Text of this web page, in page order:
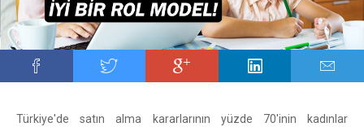
Türkiye'de satın alma kararlarının yüzde 70'inin kadınlar